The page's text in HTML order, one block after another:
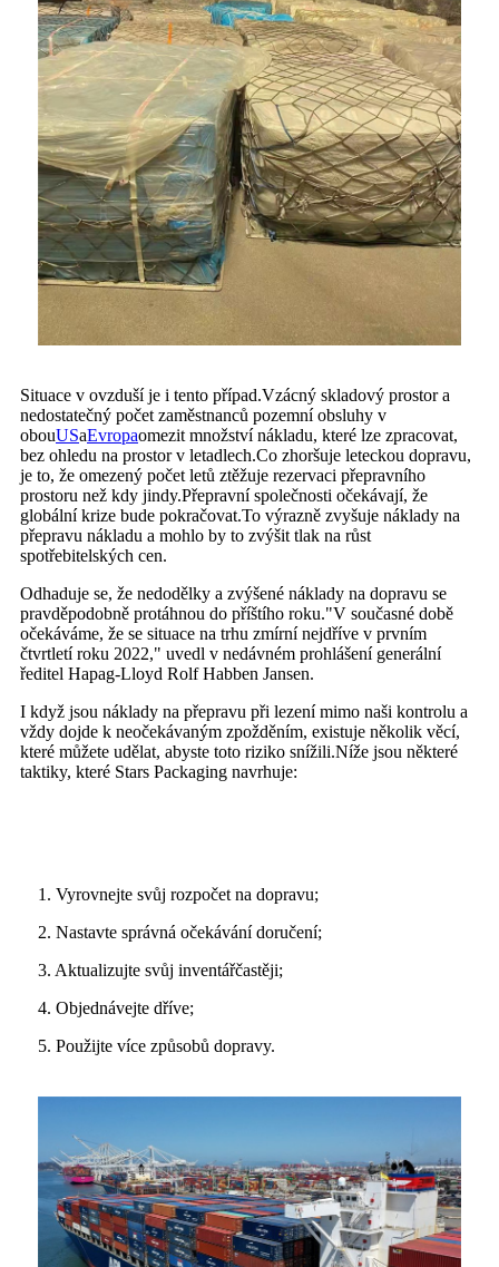
Situace v ovzduší je i tento případ.Vzácný skladový prostor a
nedostatečný počet zaměstnanců pozemní obsluhy v
obouUSaEvropaomezit množství nákladu, které lze zpracovat,
bez ohledu na prostor v letadlech.Co zhoršuje leteckou dopravu,
je to, že omezený počet letů ztěžuje rezervaci přepravního
prostoru než kdy jindy.Přepravní společnosti očekávají, že
globální krize bude pokračovat.To výrazně zvyšuje náklady na
přepravu nákladu a mohlo by to zvýšit tlak na růst
spotřebitelských cen.
Odhaduje se, že nedodělky a zvýšené náklady na dopravu se
pravděpodobně protáhnou do příštího roku."V současné době
očekáváme, že se situace na trhu zmírní nejdříve v prvním
čtvrtletí roku 2022," uvedl v nedávném prohlášení generální
ředitel Hapag-Lloyd Rolf Habben Jansen.
I když jsou náklady na přepravu při lezení mimo naši kontrolu a
vždy dojde k neočekávaným zpožděním, existuje několik věcí,
které můžete udělat, abyste toto riziko snížili.Níže jsou některé
taktiky, které Stars Packaging navrhuje:
1. Vyrovnejte svůj rozpočet na dopravu;
2. Nastavte správná očekávání doručení;
3. Aktualizujte svůj inventářčastěji;
4. Objednávejte dříve;
5. Použijte více způsobů dopravy.